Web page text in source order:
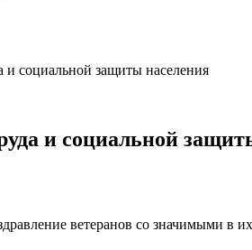
поезд Москва–Симферополь в
в Симферополе и Крыму — цены,
преобразятся в ближайшее
и социальной защиты населения
и социальной
ветеранов со значимыми в